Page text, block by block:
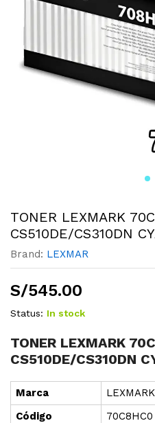
TONER LEXMARK
CS510DE/CS310DN
Brand: LEXMAR
S/545.00
Status: In stock
TONER LEXMARK
CS510DE/CS310DN
Marca
LEXMARK
Código
70C8HC0